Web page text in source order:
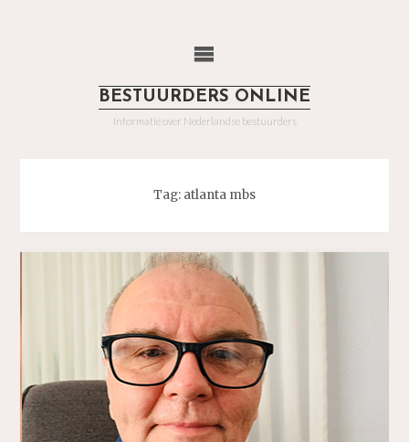
BESTUURDERS ONLINE
Informatie over Nederlandse bestuurders
Tag: atlanta mbs